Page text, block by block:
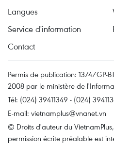
Langues
Service d'information
Contact
Permis de publication: 1374/GP-
2008 par le ministère de
Tél: (024) 39411349 - (024)
E-mail: vietnamplus@vnanet.vn
© Droits d'auteur du
permission écrite préalable est